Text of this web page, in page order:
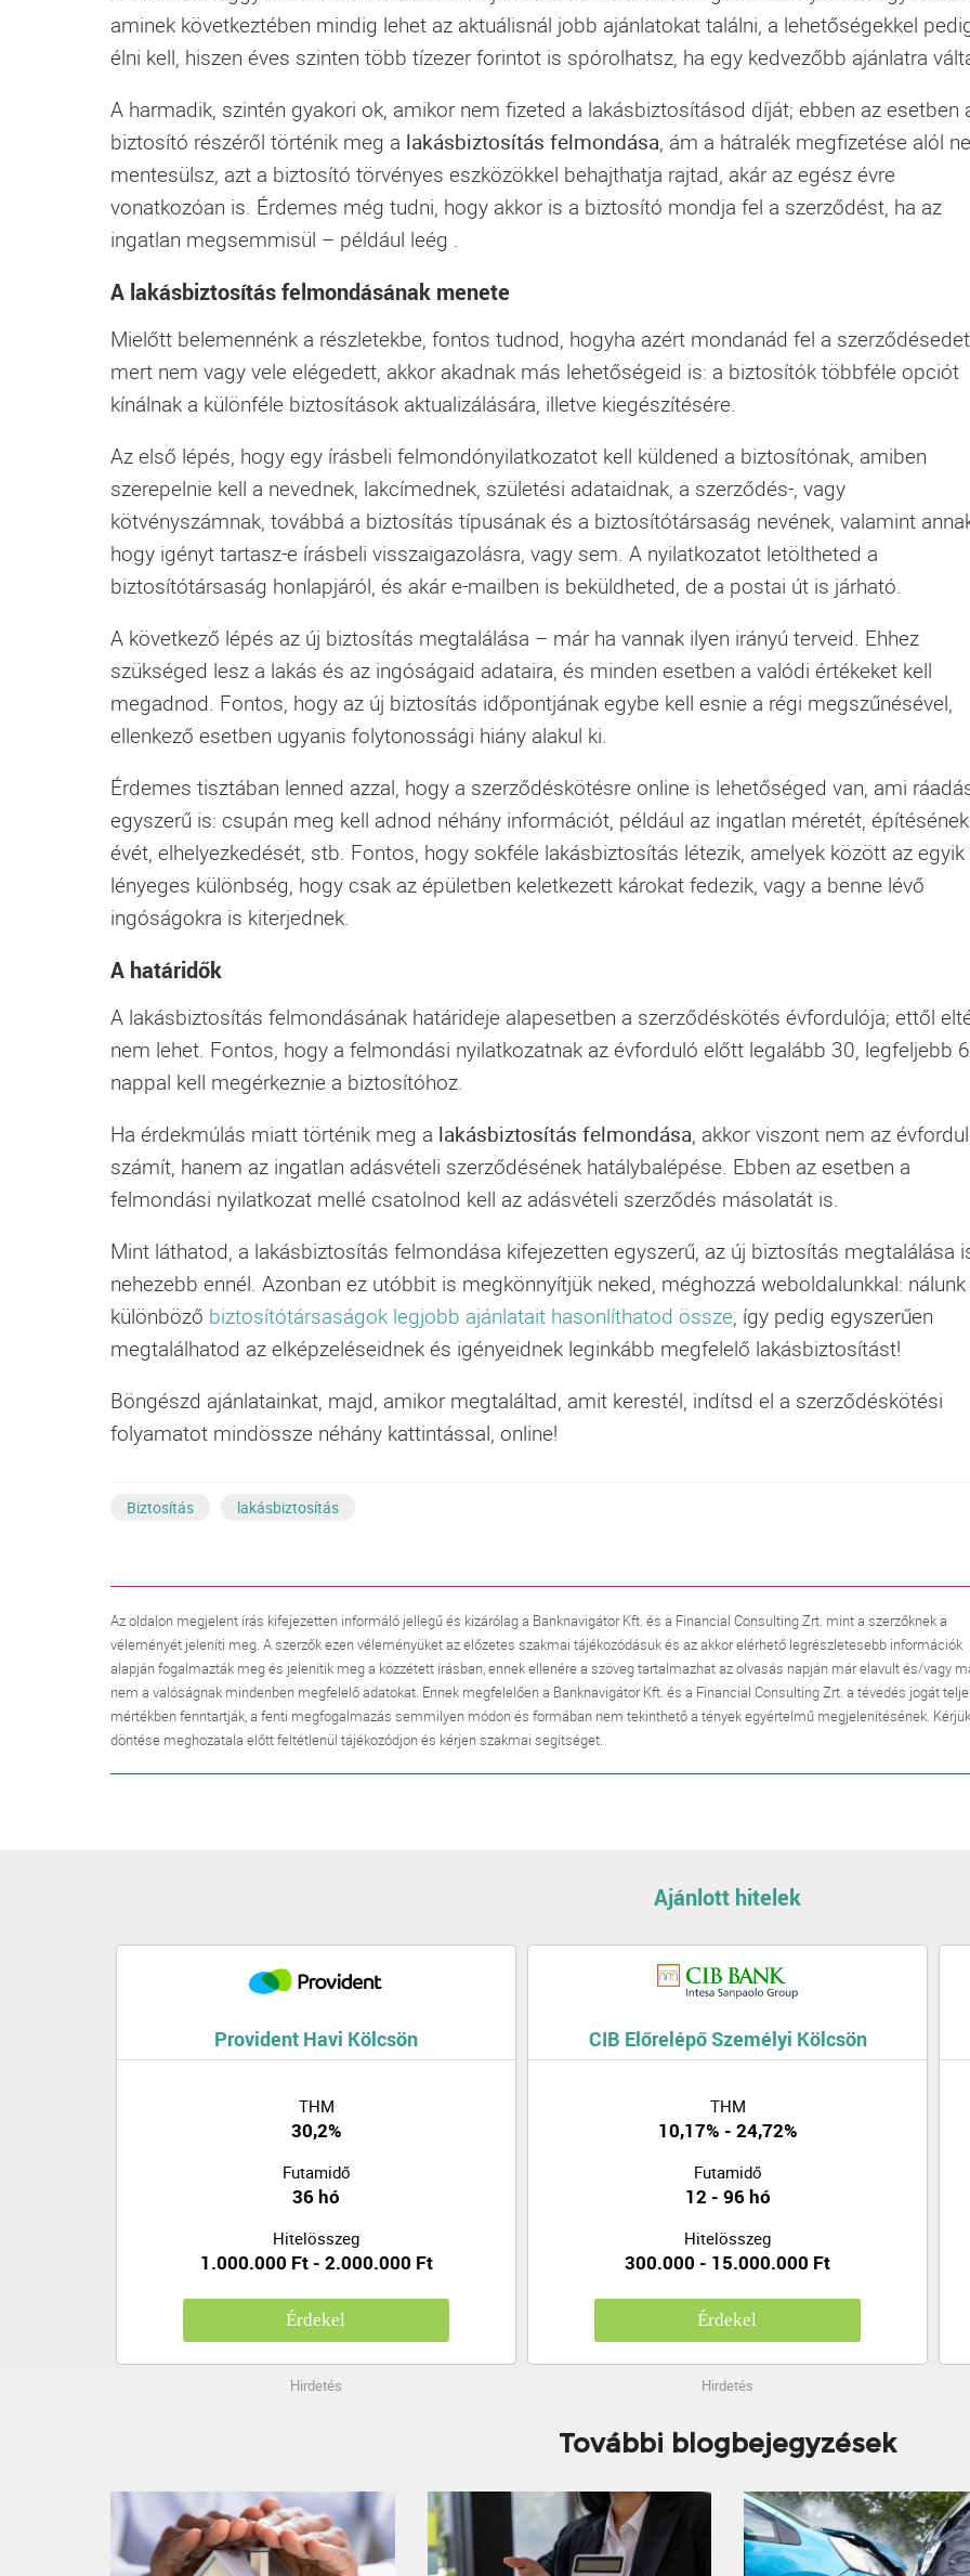
aminek következtében mindig lehet az aktuálisnál jobb ajánlatokat találni, a lehetőségekkel
élni kell, hiszen éves szinten több tízezer forintot is spórolhatsz, ha egy kedvezőbb ajánlatra
A harmadik, szintén gyakori ok, amikor nem fizeted a lakásbiztosításod díját; ebben az esetben
biztosító részéről történik meg a lakásbiztosítás felmondása, ám a hátralék megfizetése alól
mentesülsz, azt a biztosító törvényes eszközökkel behajthatja rajtad, akár az egész évre
vonatkozóan is. Érdemes még tudni, hogy akkor is a biztosító mondja fel a szerződést, ha az
ingatlan megsemmisül – például leég .
A lakásbiztosítás felmondásának menete
Mielőtt belemennénk a részletekbe, fontos tudnod, hogyha azért mondanád fel a
mert nem vagy vele elégedett, akkor akadnak más lehetőségeid is: a biztosítók többféle opciót
kínálnak a különféle biztosítások aktualizálására, illetve kiegészítésére.
Az első lépés, hogy egy írásbeli felmondónyilatkozatot kell küldened a biztosítónak, amiben
szerepelnie kell a nevednek, lakcímednek, születési adataidnak, a szerződés-, vagy
kötvényszámnak, továbbá a biztosítás típusának és a biztosítótársaság nevének, valamint
hogy igényt tartasz-e írásbeli visszaigazolásra, vagy sem. A nyilatkozatot letöltheted a
biztosítótársaság honlapjáról, és akár e-mailben is beküldheted, de a postai út is járható.
A következő lépés az új biztosítás megtalálása – már ha vannak ilyen irányú terveid. Ehhez
szükséged lesz a lakás és az ingóságaid adataira, és minden esetben a valódi értékeket kell
megadnod. Fontos, hogy az új biztosítás időpontjának egybe kell esnie a régi megszűnésével,
ellenkező esetben ugyanis folytonossági hiány alakul ki.
Érdemes tisztában lenned azzal, hogy a szerződéskötésre online is lehetőséged van, ami
egyszerű is: csupán meg kell adnod néhány információt, például az ingatlan méretét, építésének
évét, elhelyezkedését, stb. Fontos, hogy sokféle lakásbiztosítás létezik, amelyek között az egyik
lényeges különbség, hogy csak az épületben keletkezett károkat fedezik, vagy a benne lévő
ingóságokra is kiterjednek.
A határidők
A lakásbiztosítás felmondásának határideje alapesetben a szerződéskötés évfordulója; ettől
nem lehet. Fontos, hogy a felmondási nyilatkozatnak az évforduló előtt legalább 30, legfeljebb
nappal kell megérkeznie a biztosítóhoz.
Ha érdekmúlás miatt történik meg a lakásbiztosítás felmondása, akkor viszont nem az
számít, hanem az ingatlan adásvételi szerződésének hatálybalépése. Ebben az esetben a
felmondási nyilatkozat mellé csatolnod kell az adásvételi szerződés másolatát is.
Mint láthatod, a lakásbiztosítás felmondása kifejezetten egyszerű, az új biztosítás megtalálása
nehezebb ennél. Azonban ez utóbbit is megkönnyítjük neked, méghozzá weboldalunkkal:
különböző biztosítótársaságok legjobb ajánlatait hasonlíthatod össze, így pedig egyszerűen
megtalálhatod az elképzeléseidnek és igényeidnek leginkább megfelelő lakásbiztosítást!
Böngészd ajánlatainkat, majd, amikor megtaláltad, amit kerestél, indítsd el a szerződéskötési
folyamatot mindössze néhány kattintással, online!
Biztosítás lakásbiztosítás
Az oldalon megjelent írás kifejezetten informáló jellegű és kizárólag a Banknavigátor Kft. és a Financial Consulting Zrt. mint a szerzőknek a
véleményét jeleníti meg. A szerzők ezen véleményüket az előzetes szakmai tájékozódásuk és az akkor elérhető legrészletesebb információk
alapján fogalmazták meg és jelenítik meg a közzétett írásban, ennek ellenére a szöveg tartalmazhat az olvasás napján már elavult és/vagy
nem a valóságnak mindenben megfelelő adatokat. Ennek megfelelően a Banknavigátor Kft. és a Financial Consulting Zrt. a tévedés jogát
mértékben fenntartják, a fenti megfogalmazás semmilyen módon és formában nem tekinthető a tények egyértelmű megjelenítésének.
döntése meghozatala előtt feltétlenül tájékozódjon és kérjen szakmai segítséget.
Ajánlott hitelek
Provident Havi Kölcsön
THM
30,2%
Futamidő
36 hó
Hitelösszeg
1.000.000 Ft - 2.000.000 Ft
Érdekel
Hirdetés
CIB Előrelépő Személyi Kölcsön
THM
10,17% - 24,72%
Futamidő
12 - 96 hó
Hitelösszeg
300.000 - 15.000.000 Ft
Érdekel
Hirdetés
További blogbejegyzések